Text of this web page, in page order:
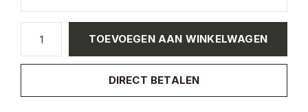
TOEVOEGEN AAN WINKELWAGEN
DIRECT BETALEN